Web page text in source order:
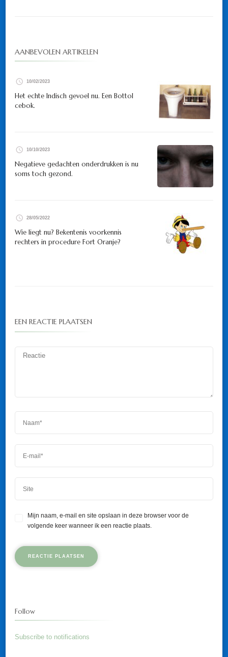
AANBEVOLEN ARTIKELEN
10/02/2023
Het echte Indisch gevoel nu. Een Bottol
cebok.
10/10/2023
Negatieve gedachten onderdrukken is nu
soms toch gezond.
28/05/2022
Wie liegt nu? Bekentenis voorkennis
rechters in procedure Fort Oranje?
EEN REACTIE PLAATSEN
Mijn naam, e-mail en site opslaan in deze browser voor de
volgende keer wanneer ik een reactie plaats.
Follow
Subscribe to notifications